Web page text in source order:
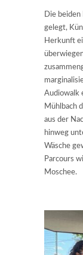
Die
gelegt,
Herkunft
Audiowalk
Mühlbach
aus der
hinweg
Wäsche
Parcours
Moschee.